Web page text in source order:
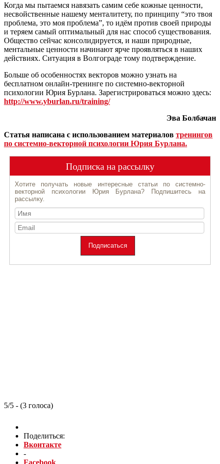
Когда мы пытаемся навязать самим себе кожные ценности,
несвойственные нашему менталитету, по принципу “это твоя
проблема, это моя проблема”, то идём против своей природы
и теряем самый оптимальный для нас способ существования.
Общество сейчас консолидируется, и наши природные,
ментальные ценности начинают ярче проявляться в наших
действиях. Ситуация в Волгограде тому подтверждение.
Больше об особенностях векторов можно узнать на
бесплатном онлайн-тренинге по системно-векторной
психологии Юрия Бурлана. Зарегистрироваться можно здесь:
http://www.yburlan.ru/training/
Эва Болбачан
Статья написана с использованием материалов тренингов
по системно-векторной психологии Юрия Бурлана.
5/5 - (3 голоса)
Поделиться:
Вконтакте
-
Facebook